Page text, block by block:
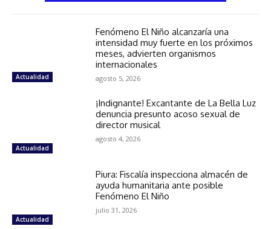
Actualidad
Fenómeno El Niño alcanzaría una
intensidad muy fuerte en los próximos
meses, advierten organismos
internacionales
agosto 5, 2026
Actualidad
¡Indignante! Excantante de La Bella Luz
denuncia presunto acoso sexual de
director musical
agosto 4, 2026
Actualidad
Piura: Fiscalía inspecciona almacén de
ayuda humanitaria ante posible
Fenómeno El Niño
julio 31, 2026